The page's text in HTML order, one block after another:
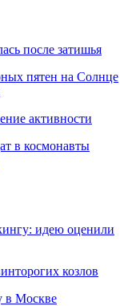
после затишья
пятен на Солнце
активности
в космонавты
идею оценили
козлов
в Москве